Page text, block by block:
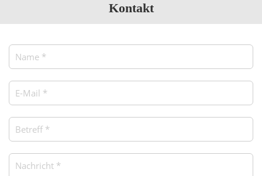
Kontakt